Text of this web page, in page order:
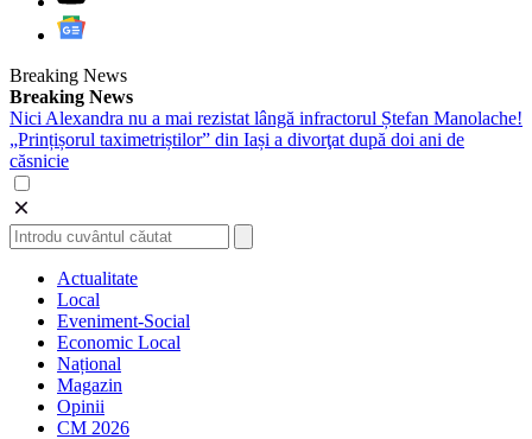
Breaking News
Breaking News
Nici Alexandra nu a mai rezistat lângă infractorul Ștefan Manolache!
„Prințișorul taximetriștilor” din Iași a divorţat după doi ani de
căsnicie
Actualitate
Local
Eveniment-Social
Economic Local
Național
Magazin
Opinii
CM 2026